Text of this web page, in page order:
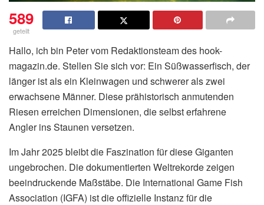
589
geteilt
Hallo, ich bin Peter vom Redaktionsteam des hook-
magazin.de. Stellen Sie sich vor: Ein Süßwasserfisch, der
länger ist als ein Kleinwagen und schwerer als zwei
erwachsene Männer. Diese prähistorisch anmutenden
Riesen erreichen Dimensionen, die selbst erfahrene
Angler ins Staunen versetzen.
Im Jahr 2025 bleibt die Faszination für diese Giganten
ungebrochen. Die dokumentierten Weltrekorde zeigen
beeindruckende Maßstäbe. Die International Game Fish
Association (IGFA) ist die offizielle Instanz für die